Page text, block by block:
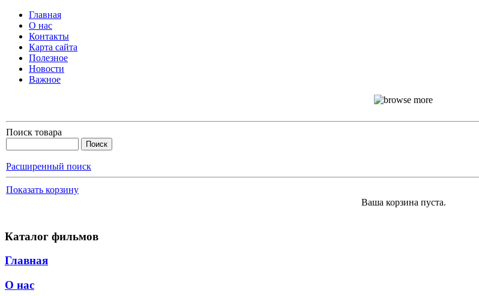
Главная
О нас
Контакты
Карта сайта
Полезное
Новости
Важное
Поиск товара
Расширенный поиск
Показать корзину
Ваша корзина пуста.
Каталог фильмов
Главная
О нас